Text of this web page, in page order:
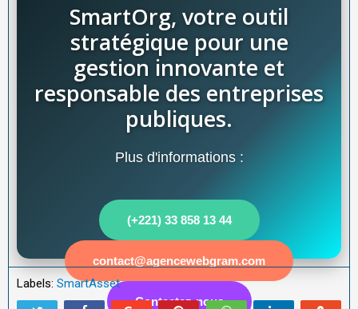
SmartOrg, votre outil
stratégique pour une
gestion innovante et
responsable des entreprises
publiques.
Plus d'informations :
(+221) 33 858 13 44
contact@agencewebgram.com
Contactez-nous
Labels: SmartAsset